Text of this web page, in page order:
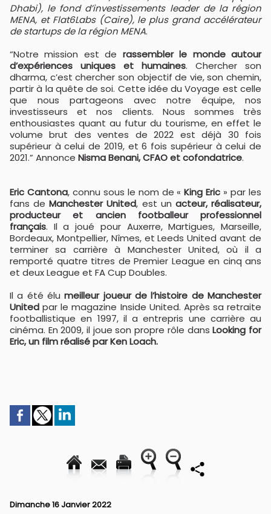
Dhabi), le fond d’investissements leader de la région
MENA, et Flat6Labs (Caire), le plus grand accélérateur
de startups de la région MENA.
“Notre mission est de rassembler le monde autour
d’expériences uniques et humaines. Chercher son
dharma, c’est chercher son objectif de vie, son chemin,
partir à la quête de soi. Cette idée du Voyage est celle
que nous partageons avec notre équipe, nos
investisseurs et nos clients. Nous sommes très
enthousiastes quant au futur du tourisme, en effet le
volume brut des ventes de 2022 est déjà 30 fois
supérieur à celui de 2019, et 6 fois supérieur à celui de
2021.” Annonce Nisma Benani, CFAO et cofondatrice.
Eric Cantona, connu sous le nom de « King Eric » par les
fans deManchester United, est un acteur, réalisateur,
producteur et ancien footballeur professionnel
français. Il a joué pour Auxerre, Martigues, Marseille,
Bordeaux, Montpellier, Nîmes, et Leeds United avant de
terminer sa carrière à Manchester United, où il a
remporté quatre titres de Premier League en cinq ans
et deux League et FA Cup Doubles.
Il a été élumeilleur joueur de l’histoire de Manchester
Unitedpar le magazine Inside United. Après sa retraite
footballistique en 1997, il a entrepris une carrière au
cinéma. En 2009, il joue son propre rôle dansLooking for
Eric, un film réalisé par Ken Loach.
Dimanche 16 Janvier 2022